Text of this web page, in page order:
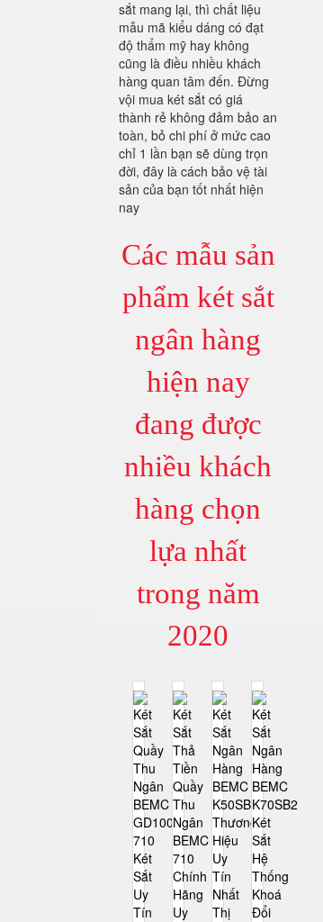
sắt mang lại, thì chất liệu
mẫu mã kiểu dáng có đạt
độ thẩm mỹ hay không
cũng là điều nhiều khách
hàng quan tâm đến. Đừng
vội mua két sắt có giá
thành rẻ không đảm bảo an
toàn, bỏ chi phí ở mức cao
chỉ 1 lần bạn sẽ dùng trọn
đời, đây là cách bảo vệ tài
sản của bạn tốt nhất hiện
nay
Các mẫu sản
phẩm két sắt
ngân hàng
hiện nay
đang được
nhiều khách
hàng chọn
lựa nhất
trong năm
2020